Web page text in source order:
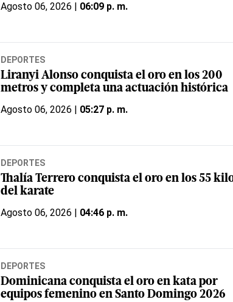
Agosto 06, 2026 | 06:09 p. m.
DEPORTES
Liranyi Alonso conquista el oro en los 200
metros y completa una actuación histórica
Agosto 06, 2026 | 05:27 p. m.
DEPORTES
Thalía Terrero conquista el oro en los 55
del karate
Agosto 06, 2026 | 04:46 p. m.
DEPORTES
Dominicana conquista el oro en kata por
equipos femenino en Santo Domingo 2026